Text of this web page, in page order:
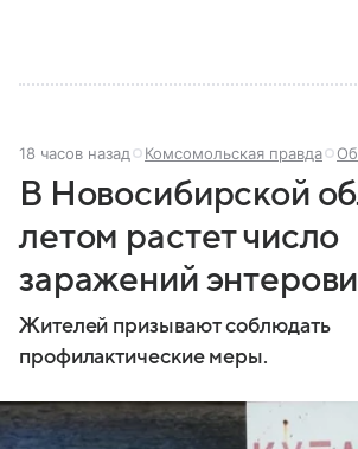
18 часов назад Комсомольская правда
В Новосибирской
летом растет число
заражений
Жителей призывают соблюдать
профилактические меры.